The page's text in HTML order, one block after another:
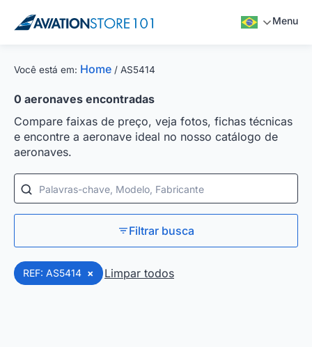
Menu
Você está em: Home / AS5414
0 aeronaves encontradas
Compare faixas de preço, veja fotos, fichas técnicas
e encontre a aeronave ideal no nosso catálogo de
aeronaves.
Palavras-chave, Modelo, Fabricante
Filtrar busca
REF: AS5414 × Limpar todos